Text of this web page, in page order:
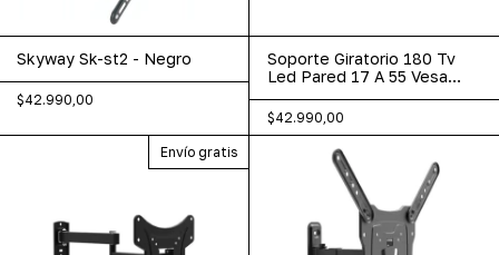
Skyway Sk-st2 - Negro
$42.990,00
Soporte Giratorio 180 Tv
Led Pared 17 A 55 Vesa
$42.990,00
Envío gratis